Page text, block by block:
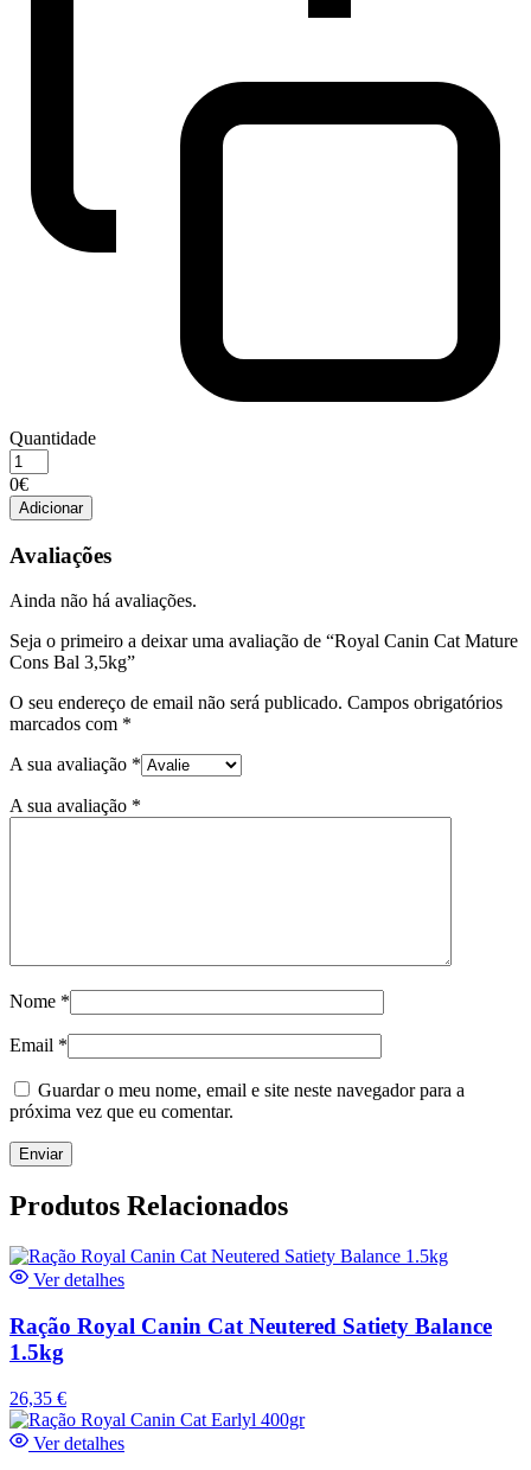
Quantidade
Quantidade
de
Royal
Canin
Cat
Mature
Bal
0€
Adicionar
Avaliações
Ainda não há avaliações.
Seja o primeiro a deixar uma avaliação de “Royal Canin Cat Mature
Cons Bal 3,5kg”
O seu endereço de email não será publicado. Campos obrigatórios
marcados com *
A sua avaliação *
A sua avaliação *
Nome *
Email *
Guardar o meu nome, email e site neste navegador para a
próxima vez que eu comentar.
Produtos Relacionados
Ver detalhes
Ração Royal Canin Cat Neutered Satiety Balance
1.5kg
26,35 €
Ver detalhes